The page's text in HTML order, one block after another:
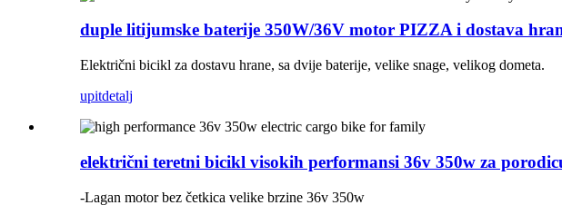
duple litijumske baterije 350W/36V motor PIZZA i dostava
Električni bicikl za dostavu hrane, sa dvije baterije, velike snage, velikog dometa.
upitdetalj
električni teretni bicikl visokih performansi 36v 350w za
-Lagan motor bez četkica velike brzine 36v 350w